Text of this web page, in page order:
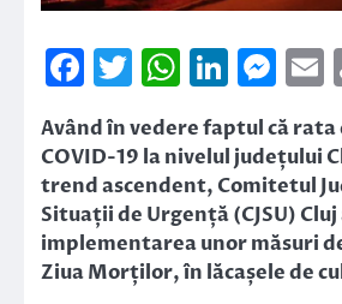
Facebook
Twitter
Având în vedere faptul că
COVID-19 la nivelul județului
trend ascendent, Comitetul
Situații de Urgență (CJSU)
implementarea unor măsuri
Ziua Morților, în lăcașele de